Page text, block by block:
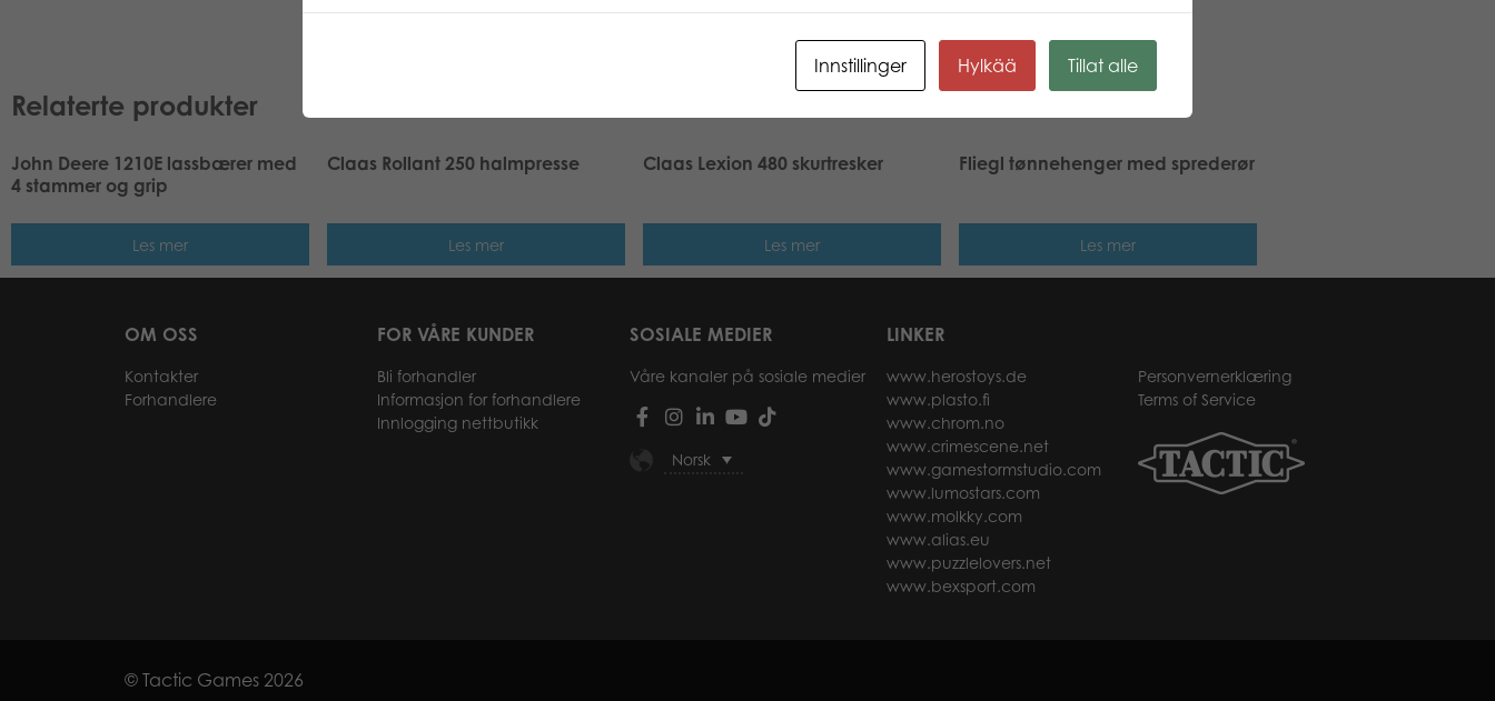
Relaterte produkter
John Deere 1210E lassbærer med
4 stammer og grip
Les mer
Claas Rollant 250 halmpresse
Les mer
Claas Lexion 480 skurtresker
Les mer
Fliegl tønnehenger med sprederør
Les mer
OM OSS
Kontakter
Forhandlere
FOR VÅRE KUNDER
Bli forhandler
Informasjon for forhandlere
Innlogging nettbutikk
SOSIALE MEDIER
Våre kanaler på sosiale medier
Norsk
LINKER
www.herostoys.de
www.plasto.fi
www.chrom.no
www.crimescene.net
www.gamestormstudio.com
www.lumostars.com
www.molkky.com
www.alias.eu
www.puzzlelovers.net
www.bexsport.com
Personvernerklæring
Terms of Service
© Tactic Games 2026
Innstillinger Hylkää Tillat alle